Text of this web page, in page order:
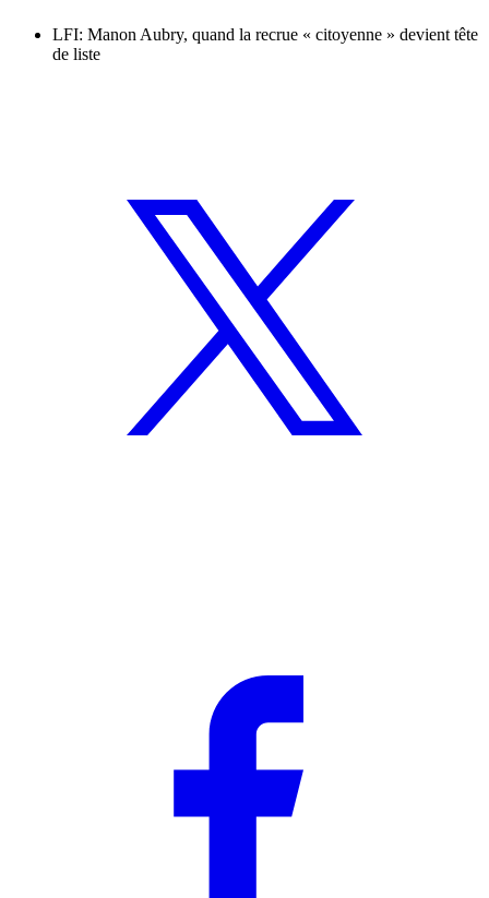
LFI: Manon Aubry, quand la recrue « citoyenne » devient tête
de liste